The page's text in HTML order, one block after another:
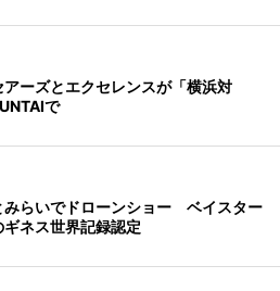
アーズとエクセレンスが「横浜対
で
みらいでドローンショー ベイスター
ギネス世界記録認定